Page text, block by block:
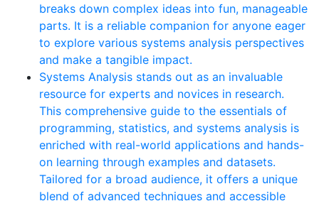
breaks down complex ideas into fun, manageable
parts. It is a reliable companion for anyone eager
to explore various systems analysis perspectives
and make a tangible impact.
Systems Analysis stands out as an invaluable
resource for experts and novices in research.
This comprehensive guide to the essentials of
programming, statistics, and systems analysis is
enriched with real-world applications and hands-
on learning through examples and datasets.
Tailored for a broad audience, it offers a unique
blend of advanced techniques and accessible